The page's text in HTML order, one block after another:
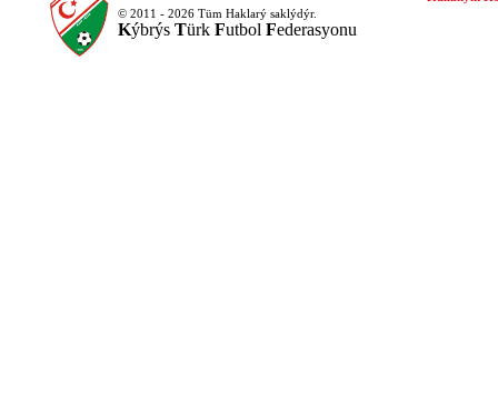
© 2011 - 2026 Tüm Haklarý saklýdýr.
Kýbrýs Türk Futbol Federasyonu